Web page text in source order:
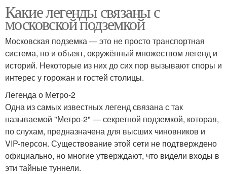
Какие легенды связаны с
московской подземкой
Московская подземка — это не просто транспортная
система, но и объект, окружённый множеством легенд и
историй. Некоторые из них до сих пор вызывают споры и
интерес у горожан и гостей столицы.
Легенда о Метро-2
Одна из самых известных легенд связана с так
называемой "Метро-2" — секретной подземкой, которая,
по слухам, предназначена для высших чиновников и
VIP-персон. Существование этой сети не подтверждено
официально, но многие утверждают, что видели входы в
эти тайные туннели.